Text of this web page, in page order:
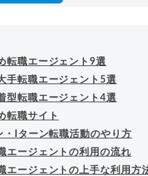
転職エージェント9選
手転職エージェント5選
型転職エージェント4選
転職サイト
・Iターン転職活動のやり方
エージェントの利用の流れ
エージェントの上手な利用方